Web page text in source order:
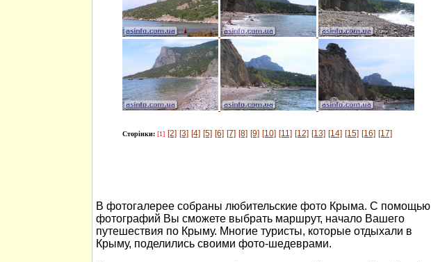
Сторінки: [1] [2] [3] [4] [5] [6] [7] [8] [9] [10] [11] [12] [13] [14] [15] [16] [17]
В фотогалерее собраны любительские фото Крыма. С помощью
фотографий Вы сможете выбрать маршрут, начало Вашего
путешествия по Крыму. Многие туристы, которые отдыхали в
Крыму, поделились своими фото-шедеврами.